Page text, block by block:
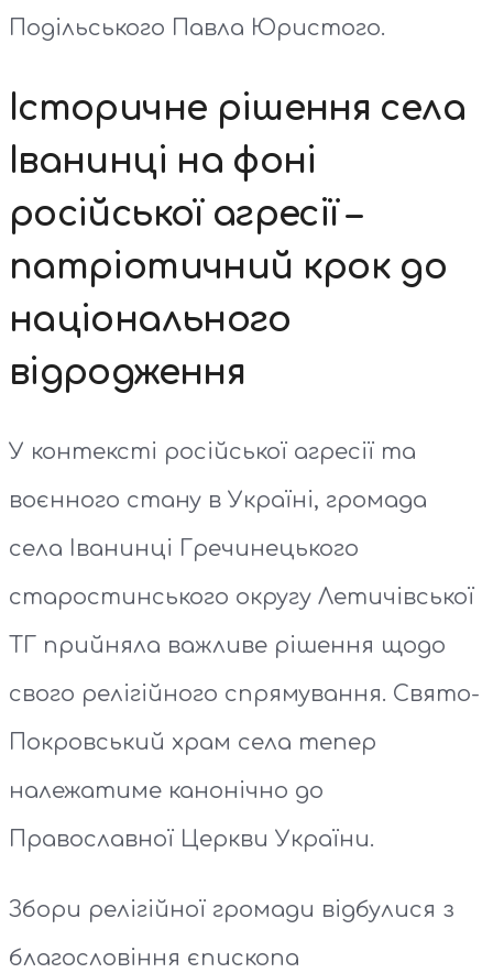
Подільського Павла Юристого.
Історичне рішення села
Іванинці на фоні
російської агресії –
патріотичний крок до
національного
відродження
У контексті російської агресії та
воєнного стану в Україні, громада
села Іванинці Гречинецького
старостинського округу Летичівської
ТГ прийняла важливе рішення щодо
свого релігійного спрямування. Свято-
Покровський храм села тепер
належатиме канонічно до
Православної Церкви України.
Збори релігійної громади відбулися з
благословіння єпископа